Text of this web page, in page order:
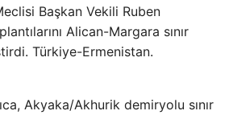
Başkan Vekili Ruben
Alican-Margara sınır
Türkiye-Ermenistan.
Akyaka/Akhurik demiryolu sınır